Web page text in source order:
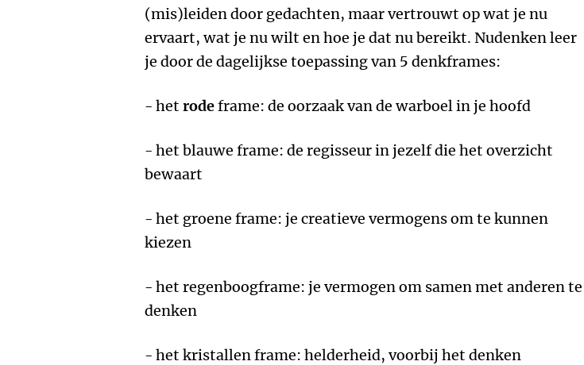
(mis)leiden door gedachten, maar vertrouwt op wat je nu
ervaart, wat je nu wilt en hoe je dat nu bereikt. Nudenken leer
je door de dagelijkse toepassing van 5 denkframes:
- het rodeframe: de oorzaak van de warboel in je hoofd
- het blauwe frame: de regisseur in jezelf die het overzicht
bewaart
- het groene frame: je creatieve vermogens om te kunnen
kiezen
- het regenboogframe: je vermogen om samen met anderen te
denken
- het kristallen frame: helderheid, voorbij het denken